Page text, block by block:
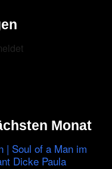
Monat
| Soul of a Man im
Dicke Paula